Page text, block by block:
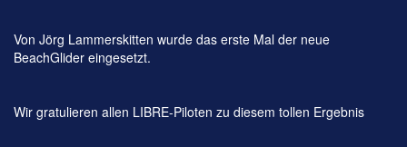
Von Jörg Lammerskitten wurde das erste Mal der neue
BeachGlider eingesetzt.
Wir gratulieren allen LIBRE-Piloten zu diesem tollen Ergebnis